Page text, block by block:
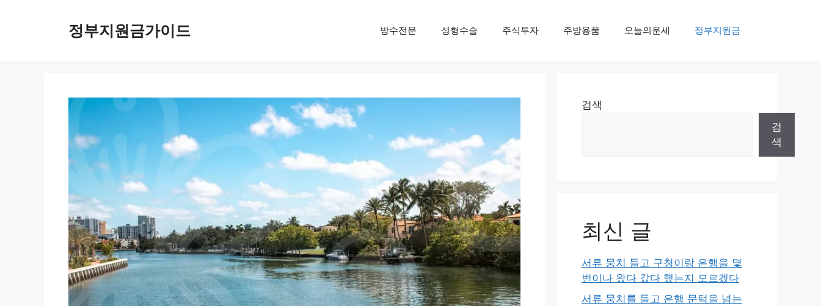
정부지원금가이드 방수전문 성형수술 주식투자 주방용품 오늘의운세 정부지원금
검색
검
색
최신 글
서류 뭉치 들고 구청이랑 은행을 몇
번이나 왔다 갔다 했는지 모르겠다
서류 뭉치를 들고 은행 문턱을 넘는